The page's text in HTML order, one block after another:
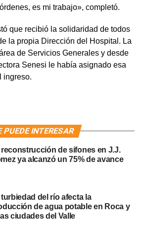
es mi trabajo», completó.
que recibió la solidaridad de todos
la propia Dirección del Hospital. La
de Servicios Generales y desde
Senesi le había asignado esa
ingreso.
PUEDE INTERESAR
reconstrucción de sifones en J.J.
ya alcanzó un 75% de avance
turbiedad del río afecta la
de agua potable en Roca y
ciudades del Valle